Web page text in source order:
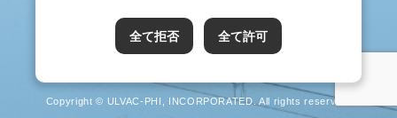
Copyright © ULVAC-PHI, INCORPORATED. All rights reserved.
全て拒否 全て許可